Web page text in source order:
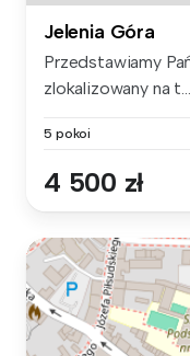
Jelenia Góra
Przedstawiamy
zlokalizowany na t...
5 pokoi
4 500 zł